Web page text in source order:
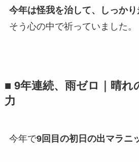
今年は怪我を治して、しっか
そう心の中で祈っていました。
■ 9年連続、雨ゼロ｜晴れ
力
今年で9回目の初日の出マラニ